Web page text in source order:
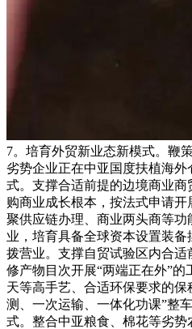
7。培育外贸新业态新模式。鞭
劣势企业正在中亚国度扶植海
式。支撑合适前提的边境商业
购商业成长根本，按法式申请
聚供应链办理、商业两头商等
业，培育具备全球资本设置装
拨营业。支撑自贸试验区内合
修产物目次开展“两端正在外”
天等高手艺、合适环保要求的保
测、一次运输、一体化功课”整
式。整合中亚粮食、棉花等劣